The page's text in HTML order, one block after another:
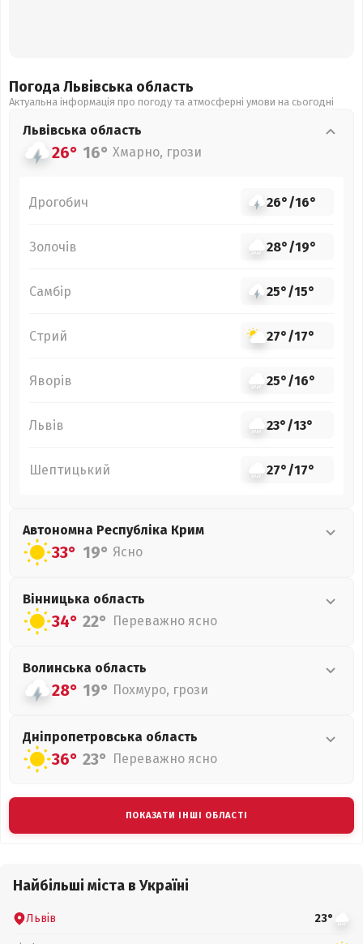
Погода Львівська область
Актуальна інформація про погоду та атмосферні умови на сьогодні
Львівська область
26° 16° Хмарно, грози
Дрогобич 26°/16°
Золочів 28°/19°
Самбір 25°/15°
Стрий 27°/17°
Яворів 25°/16°
Львів 23°/13°
Шептицький 27°/17°
Автономна Республіка Крим
33° 19° Ясно
Вінницька область
34° 22° Переважно ясно
Волинська область
28° 19° Похмуро, грози
Дніпропетровська область
36° 23° Переважно ясно
ПОКАЗАТИ ІНШІ ОБЛАСТІ
Найбільші міста в Україні
Львів 23°